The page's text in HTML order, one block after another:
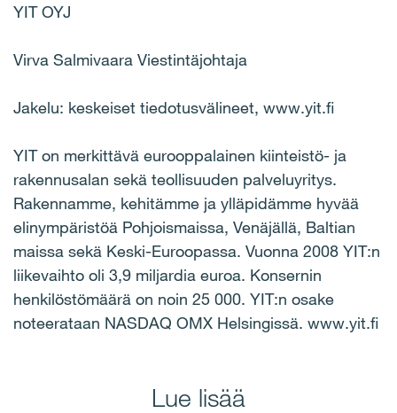
YIT OYJ
Virva Salmivaara Viestintäjohtaja
Jakelu: keskeiset tiedotusvälineet, www.yit.fi
YIT on merkittävä eurooppalainen kiinteistö- ja
rakennusalan sekä teollisuuden palveluyritys.
Rakennamme, kehitämme ja ylläpidämme hyvää
elinympäristöä Pohjoismaissa, Venäjällä, Baltian
maissa sekä Keski-Euroopassa. Vuonna 2008 YIT:n
liikevaihto oli 3,9 miljardia euroa. Konsernin
henkilöstömäärä on noin 25 000. YIT:n osake
noteerataan NASDAQ OMX Helsingissä. www.yit.fi
Lue lisää